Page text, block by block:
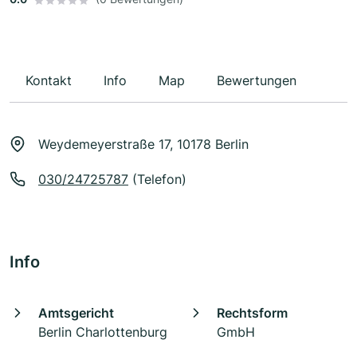
Kontakt Info Map Bewertungen
Weydemeyerstraße 17, 10178 Berlin
030/24725787 (Telefon)
Info
Amtsgericht
Berlin Charlottenburg
Rechtsform
GmbH